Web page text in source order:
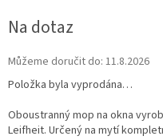
cena:
Na dotaz
Můžeme doručit do: 11.8.2026
Položka byla vyprodána…
Oboustranný mop na okna
Leifheit. Určený na mytí